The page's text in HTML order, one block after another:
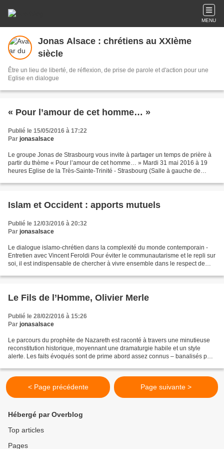
MENU
Jonas Alsace : chrétiens au XXIème
siècle
Être un lieu de liberté, de réflexion, de prise de parole et d'action pour une
Eglise en dialogue
« Pour l’amour de cet homme… »
Publié le 15/05/2016 à 17:22
Par jonasalsace
Le groupe Jonas de Strasbourg vous invite à partager un temps de prière à
partir du thème « Pour l’amour de cet homme… » Mardi 31 mai 2016 à 19
heures Eglise de la Très-Sainte-Trinité - Strasbourg (Salle à gauche de
Islam et Occident : apports mutuels
Publié le 12/03/2016 à 20:32
Par jonasalsace
Le dialogue islamo-chrétien dans la complexité du monde contemporain -
Entretien avec Vincent Feroldi Pour éviter le communautarisme et le repli sur
soi, il est indispensable de chercher à vivre ensemble dans le respect de
Le Fils de l’Homme, Olivier Merle
Publié le 28/02/2016 à 15:26
Par jonasalsace
Le parcours du prophète de Nazareth est raconté à travers une minutieuse
reconstitution historique, moyennant une dramaturgie habile et un style
alerte. Les faits évoqués sont de prime abord assez connus – banalisés par
< Page précédente Page suivante >
Hébergé par Overblog
Top articles
Pages